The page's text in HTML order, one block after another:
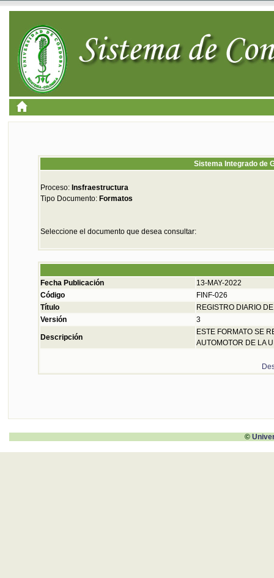
Sistema Integrado de
Proceso: Insfraestructura
Tipo Documento: Formatos
Seleccione el documento que desea consultar:
Fecha Publicación
13-MAY-2022
Código
FINF-026
Título
REGISTRO DIARIO
Versión
3
Descripción
ESTE FORMATO SE
AUTOMOTOR DE LA
©